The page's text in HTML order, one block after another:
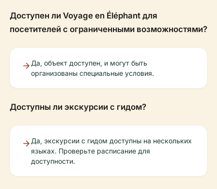
Доступен ли Voyage en Éléphant для
посетителей с ограниченными возможностями?
Да, объект доступен, и могут быть
организованы специальные условия.
Доступны ли экскурсии с гидом?
Да, экскурсии с гидом доступны на нескольких
языках. Проверьте расписание для
доступности.